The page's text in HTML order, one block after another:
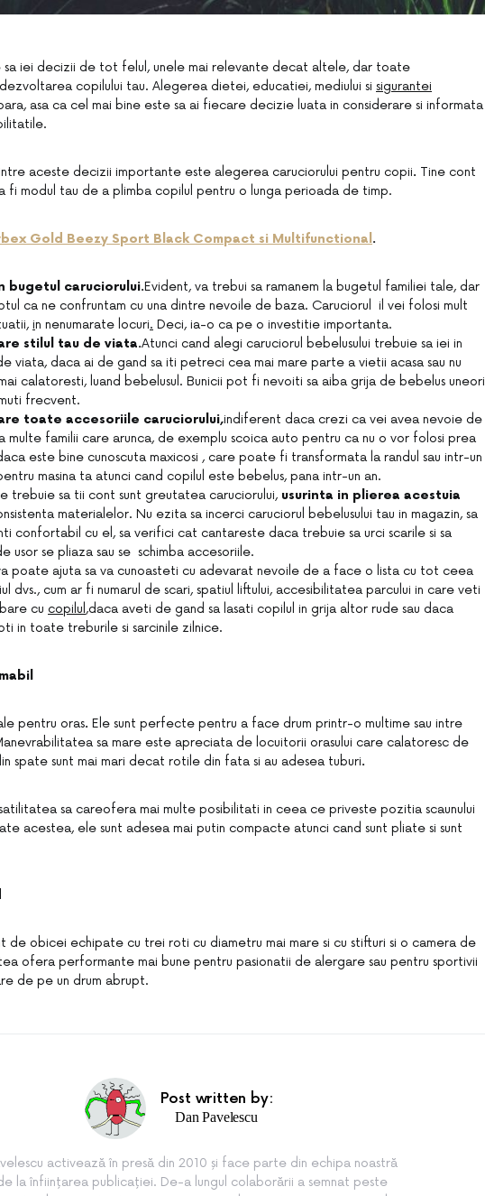
iei decizii de tot felul, unele mai relevante decat altele, dar toate
copilului tau. Alegerea dietei, educatiei, mediului si sigurantei
asa ca cel mai bine este sa ai fiecare decizie luata in considerare si informata
aceste decizii importante este alegerea caruciorului pentru copii. Tine cont
fi modul tau de a plimba copilul pentru o lunga perioada de timp.
Gold Beezy Sport Black Compact si Multifunctional .
bugetul caruciorului.Evident, va trebui sa ramanem la bugetul familiei tale, dar
ca ne confruntam cu una dintre nevoile de baza. Caruciorul il vei folosi mult
in nenumarate locuri. Deci, ia-o ca pe o investitie importanta.
stilul tau de viata.Atunci cand alegi caruciorul bebelusului trebuie sa iei in
viata, daca ai de gand sa iti petreci cea mai mare parte a vietii acasa sau nu
calatoresti, luand bebelusul. Bunicii pot fi nevoiti sa aiba grija de bebelus uneori
frecvent.
toate accesoriile caruciorului,indiferent daca crezi ca vei avea nevoie de
multe familii care arunca, de exemplu scoica auto pentru ca nu o vor folosi prea
este bine cunoscuta maxicosi , care poate fi transformata la randul sau intr-un
masina ta atunci cand copilul este bebelus, pana intr-un an.
trebuie sa tii cont sunt greutatea caruciorului, usurinta in plierea acestuia
materialelor. Nu ezita sa incerci caruciorul bebelusului tau in magazin, sa
confortabil cu el, sa verifici cat cantareste daca trebuie sa urci scarile si sa
usor se pliaza sau se schimba accesoriile.
poate ajuta sa va cunoasteti cu adevarat nevoile de a face o lista cu tot ceea
dvs., cum ar fi numarul de scari, spatiul liftului, accesibilitatea parcului in care veti
cu copilul ,daca aveti de gand sa lasati copilul in grija altor rude sau daca
in toate treburile si sarcinile zilnice.
pentru oras. Ele sunt perfecte pentru a face drum printr-o multime sau intre
sa mare este apreciata de locuitorii orasului care calatoresc de
spate sunt mai mari decat rotile din fata si au adesea tuburi.
sa careofera mai multe posibilitati in ceea ce priveste pozitia scaunului
acestea, ele sunt adesea mai putin compacte atunci cand sunt pliate si sunt
de obicei echipate cu trei roti cu diametru mai mare si cu stifturi si o camera de
ofera performante mai bune pentru pasionatii de alergare sau pentru sportivii
de pe un drum abrupt.
Post written by:
Dan Pavelescu
activează în presă din 2010 și face parte din echipa noastră
la înființarea publicației. De-a lungul colaborării a semnat peste